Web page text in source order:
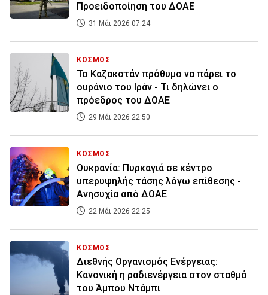
Προειδοποίηση του ΔΟΑΕ
31 Μάι 2026 07:24
ΚΟΣΜΟΣ
Το Καζακστάν πρόθυμο να πάρει το
ουράνιο του Ιράν - Τι δηλώνει ο
πρόεδρος του ΔΟΑΕ
29 Μάι 2026 22:50
ΚΟΣΜΟΣ
Ουκρανία: Πυρκαγιά σε κέντρο
υπερυψηλής τάσης λόγω επίθεσης -
Ανησυχία από ΔΟΑΕ
22 Μάι 2026 22:25
ΚΟΣΜΟΣ
Διεθνής Οργανισμός Ενέργειας:
Κανονική η ραδιενέργεια στον σταθμό
του Άμπου Ντάμπι